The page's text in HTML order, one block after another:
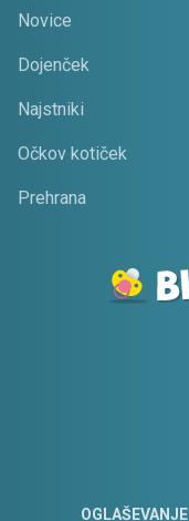
Novice
Dojenček
Najstniki
Očkov kotiček
Prehrana
OGLAŠEVANJE